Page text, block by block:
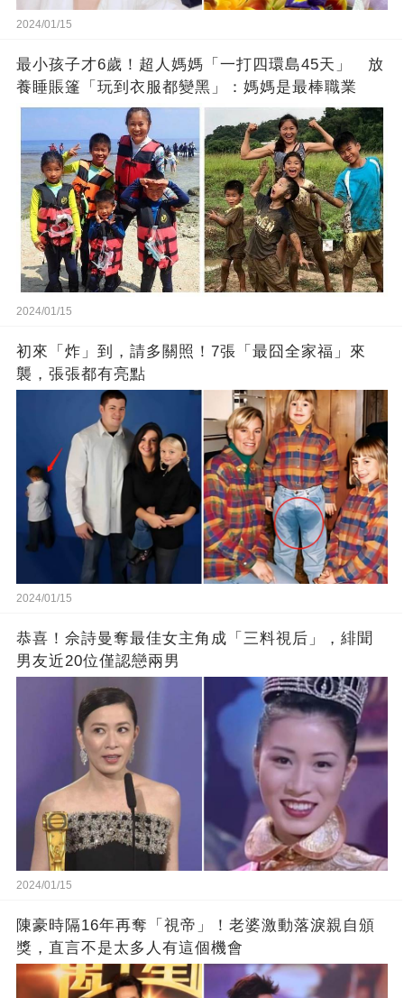
2024/01/15
最小孩子才6歲！超人媽媽「一打四環島45天」 放
養睡賬篷「玩到衣服都變黑」：媽媽是最棒職業
2024/01/15
初來「炸」到，請多關照！7張「最囧全家福」來
襲，張張都有亮點
2024/01/15
恭喜！佘詩曼奪最佳女主角成「三料視后」，緋聞
男友近20位僅認戀兩男
2024/01/15
陳豪時隔16年再奪「視帝」！老婆激動落淚親自頒
獎，直言不是太多人有這個機會